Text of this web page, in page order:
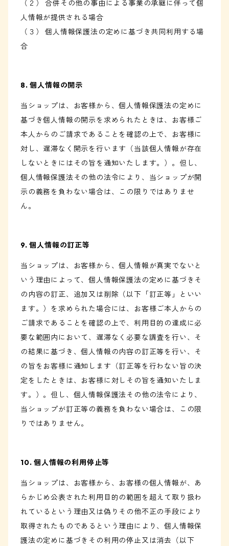
（２） 合併その他の事由による事業の承継に伴って個
人情報が提供される場合
（３） 個人情報保護法の定めに基づき共同利用する場
合
8. 個人情報の開示
当ショップは、お客様から、個人情報保護法の定めに
基づき個人情報の開示を求められたときは、お客様ご
本人からのご請求であることを確認の上で、お客様に
対し、遅滞なく開示を行います（当該個人情報が存在
しないときにはその旨を通知いたします。）。但し、
個人情報保護法その他の法令により、当ショップが開
示の義務を負わない場合は、この限りではありませ
ん。
9. 個人情報の訂正等
当ショップは、お客様から、個人情報が真実でないと
いう理由によって、個人情報保護法の定めに基づきそ
の内容の訂正、追加又は削除（以下「訂正等」といい
ます。）を求められた場合には、お客様ご本人からの
ご請求であることを確認の上で、利用目的の達成に必
要な範囲内において、遅滞なく必要な調査を行い、そ
の結果に基づき、個人情報の内容の訂正等を行い、そ
の旨をお客様に通知します（訂正等を行わない旨の決
定をしたときは、お客様に対しその旨を通知いたしま
す。）。但し、個人情報保護法その他の法令により、
当ショップが訂正等の義務を負わない場合は、この限
りではありません。
10. 個人情報の利用停止等
当ショップは、お客様から、お客様の個人情報が、あ
らかじめ公表された利用目的の範囲を超えて取り扱わ
れているという理由又は偽りその他不正の手段により
取得されたものであるという理由により、個人情報保
護法の定めに基づきその利用の停止又は消去（以下